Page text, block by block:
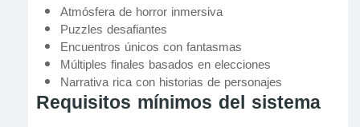
Atmósfera de horror inmersiva
Puzzles desafiantes
Encuentros únicos con fantasmas
Múltiples finales basados en elecciones
Narrativa rica con historias de personajes
Requisitos mínimos del sistema